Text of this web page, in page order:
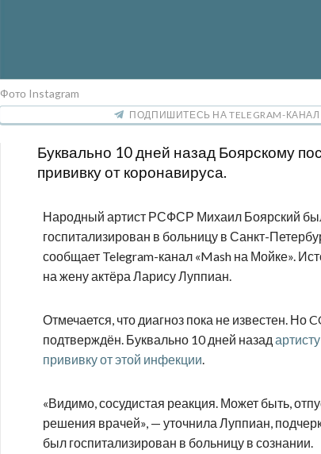
Фото Instagram
ПОДПИШИТЕСЬ НА TELEGRAM-КАНАЛ
Буквально 10 дней назад Боярскому
прививку от коронавируса.
Народный артист РСФСР Михаил Боярский
госпитализирован в больницу в Санкт-
сообщает Telegram-канал «Mash на Мойке».
на жену актёра Ларису Луппиан.
Отмечается, что диагноз пока не известен. Но
подтверждён. Буквально 10 дней назад
прививку от этой инфекции.
«Видимо, сосудистая реакция. Может быть,
решения врачей», — уточнила Луппиан,
был госпитализирован в больницу в сознании.